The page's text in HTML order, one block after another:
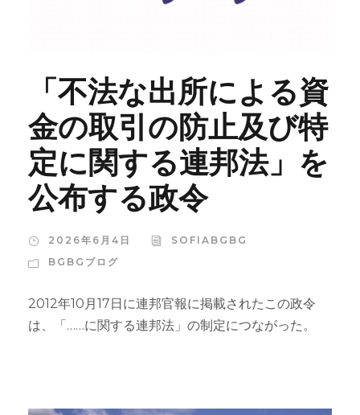
「不法な出所による資
金の取引の防止及び特
定に関する連邦法」を
公布する政令
2026年6月4日
SOFIABGBG
BGBGブログ
2012年10月17日に連邦官報に掲載されたこの政令
は、「……に関する連邦法」の制定につながった。